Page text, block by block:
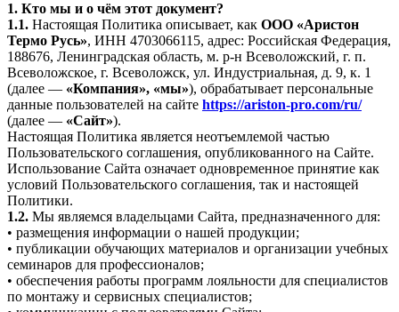
1. Кто мы и о чём этот документ?
1.1. Настоящая Политика описывает, как ООО «Аристон
Термо Русь», ИНН 4703066115, адрес: Российская Федерация,
188676, Ленинградская область, м. р-н Всеволожский, г. п.
Всеволожское, г. Всеволожск, ул. Индустриальная, д. 9, к. 1
(далее — «Компания», «мы»), обрабатывает персональные
данные пользователей на сайте https://ariston-pro.com/ru/
(далее — «Сайт»).
Настоящая Политика является неотъемлемой частью
Пользовательского соглашения, опубликованного на Сайте.
Использование Сайта означает одновременное принятие как
условий Пользовательского соглашения, так и настоящей
Политики.
1.2. Мы являемся владельцами Сайта, предназначенного для:
• размещения информации о нашей продукции;
• публикации обучающих материалов и организации учебных
семинаров для профессионалов;
• обеспечения работы программ лояльности для специалистов
по монтажу и сервисных специалистов;